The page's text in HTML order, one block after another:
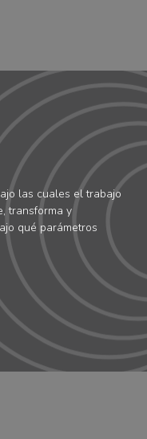
las cuales el trabajo
transforma y
qué parámetros